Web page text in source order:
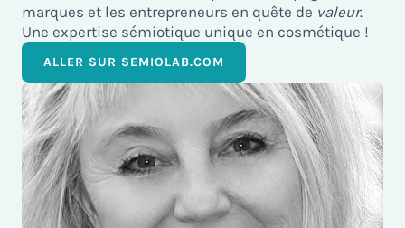
marques et les entrepreneurs en quête de valeur.
Une expertise sémiotique unique en cosmétique !
ALLER SUR SEMIOLAB.COM